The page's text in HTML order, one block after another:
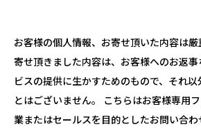
お客様の個人情報、お寄せ頂いた内容は
寄せ頂きました内容は、お客様へのお返
ビスの提供に生かすためのもので、それ
とはございません。 こちらはお客様専用
業またはセールスを目的としたお問い合わ